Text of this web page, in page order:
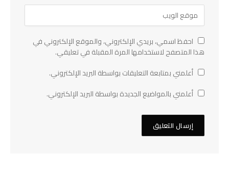
احفظ اسمي، بريدي الإلكتروني، والموقع الإلكتروني في
هذا المتصفح لاستخدامها المرة المقبلة في تعليقي.
أعلمني بمتابعة التعليقات بواسطة البريد الإلكتروني.
أعلمني بالمواضيع الجديدة بواسطة البريد الإلكتروني.